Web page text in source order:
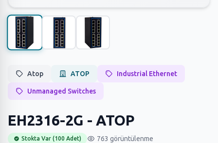
Atop ATOP Industrial Ethernet
Unmanaged Switches
EH2316-2G - ATOP
Stokta Var (100 Adet) 763 görüntülenme